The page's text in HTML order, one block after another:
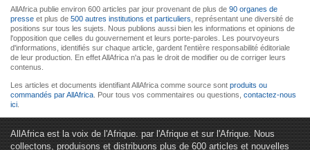
AllAfrica publie environ 600 articles par jour provenant de plus de 90 organes de
presse et plus de 500 autres institutions et particuliers , représentant une diversité de
positions sur tous les sujets. Nous publions aussi bien les informations et opinions de
l'opposition que celles du gouvernement et leurs porte-paroles. Les pourvoyeurs
d'informations, identifiés sur chaque article, gardent l'entière responsabilité éditoriale
de leur production. En effet AllAfrica n'a pas le droit de modifier ou de corriger leurs
contenus.
Les articles et documents identifiant AllAfrica comme source sont produits ou
commandés par AllAfrica . Pour tous vos commentaires ou questions, contactez-nous
ici
AllAfrica est la voix de l'Afrique. par l'Afrique et sur l'Afrique. Nous
collectons, produisons et distribuons plus de 600 articles et nouvelles